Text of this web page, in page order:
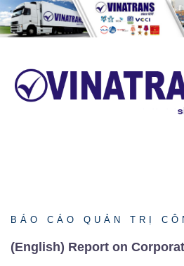
Chuyển
đến
BÁO CÁO QUẢN TRỊ
(English) Report on